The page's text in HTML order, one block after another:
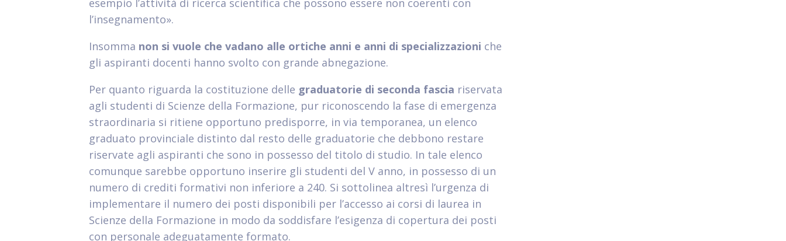
esempio l’attività di ricerca scientifica che possono essere non coerenti con
l’insegnamento».
Insomma non si vuole che vadano alle ortiche anni e anni di specializzazioni che
gli aspiranti docenti hanno svolto con grande abnegazione.
Per quanto riguarda la costituzione delle graduatorie di seconda fascia riservata
agli studenti di Scienze della Formazione, pur riconoscendo la fase di emergenza
straordinaria si ritiene opportuno predisporre, in via temporanea, un elenco
graduato provinciale distinto dal resto delle graduatorie che debbono restare
riservate agli aspiranti che sono in possesso del titolo di studio. In tale elenco
comunque sarebbe opportuno inserire gli studenti del V anno, in possesso di un
numero di crediti formativi non inferiore a 240. Si sottolinea altresì l’urgenza di
implementare il numero dei posti disponibili per l’accesso ai corsi di laurea in
Scienze della Formazione in modo da soddisfare l’esigenza di copertura dei posti
con personale adeguatamente formato.